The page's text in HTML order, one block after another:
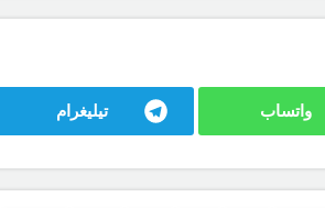
واتساب تيليغرام